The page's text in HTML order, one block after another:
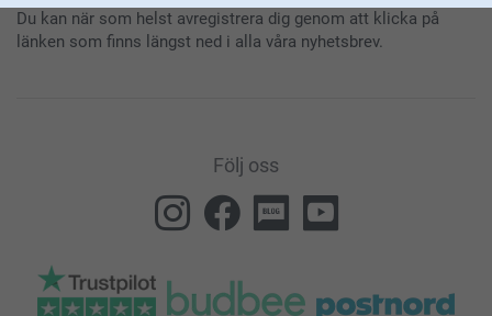
Du kan när som helst avregistrera dig genom att klicka på
länken som finns längst ned i alla våra nyhetsbrev.
Följ oss